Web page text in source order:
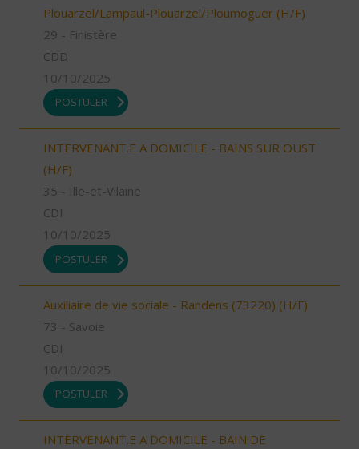
Plouarzel/Lampaul-Plouarzel/Ploumoguer (H/F)
29 - Finistère
CDD
10/10/2025
POSTULER
INTERVENANT.E A DOMICILE - BAINS SUR OUST
(H/F)
35 - Ille-et-Vilaine
CDI
10/10/2025
POSTULER
Auxiliaire de vie sociale - Randens (73220) (H/F)
73 - Savoie
CDI
10/10/2025
POSTULER
INTERVENANT.E A DOMICILE - BAIN DE